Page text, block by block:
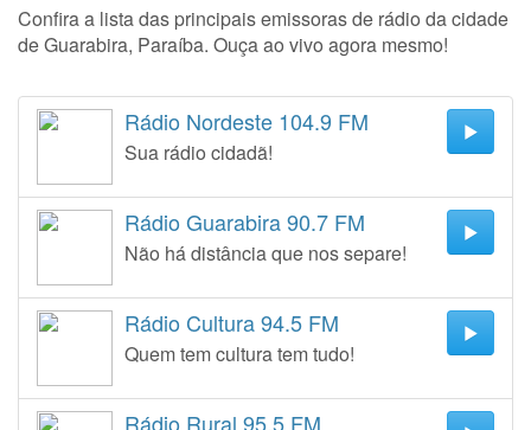
Confira a lista das principais emissoras de rádio da cidade
de Guarabira, Paraíba. Ouça ao vivo agora mesmo!
Rádio Nordeste 104.9 FM
Sua rádio cidadã!
Rádio Guarabira 90.7 FM
Não há distância que nos separe!
Rádio Cultura 94.5 FM
Quem tem cultura tem tudo!
Rádio Rural 95.5 FM